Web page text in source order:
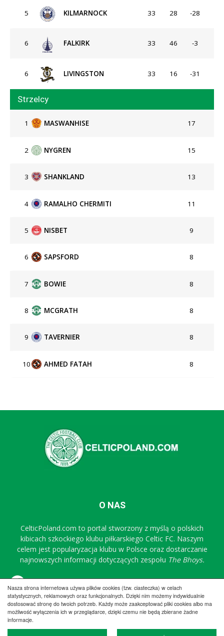
Nasza strona internetowa używa plików cookies (tzw. ciasteczka) w celach
statystycznych, reklamowych oraz funkcjonalnych. Dzięki nim możemy indywidualnie
dostosować stronę do twoich potrzeb. Każdy może zaakceptować pliki cookies albo ma
możliwość wyłączenia ich w przeglądarce, dzięki czemu nie będą zbierane żadne
informacje.
5 KILMARNOCK 33 28 -28
6 FALKIRK 33 46 -3
6 LIVINGSTON 33 16 -31
Strzelcy
1 MASWANHISE 17
2 NYGREN 15
3 SHANKLAND 13
4 RAMALHO CHERMITI 11
5 NISBET 9
6 SAPSFORD 8
7 BOWIE 8
8 MCGRATH 8
9 TAVERNIER 8
10 AHMED FATAH 8
O NAS
CelticPoland.com to portal stworzony z myślą o polskich
kibicach szkockiego klubu piłkarskiego Celtic FC. Naszym
celem jest popularyzacja klubu w Polsce oraz dostarczanie
najnowszych informacji dotyczących zespołu The Bhoys.
Regulamin Współpraca Reklama
Polityka prywatności